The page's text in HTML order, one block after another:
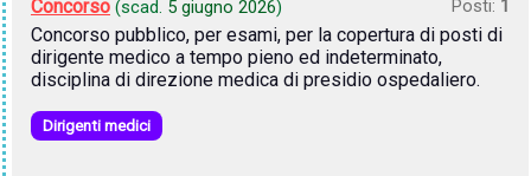
Concorso (scad. 5 giugno 2026) Posti: 1
Concorso pubblico, per esami, per la copertura di posti di
dirigente medico a tempo pieno ed indeterminato,
disciplina di direzione medica di presidio ospedaliero.
Dirigenti medici